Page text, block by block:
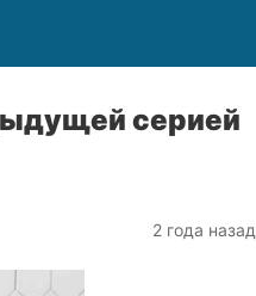
серией
2 года назад